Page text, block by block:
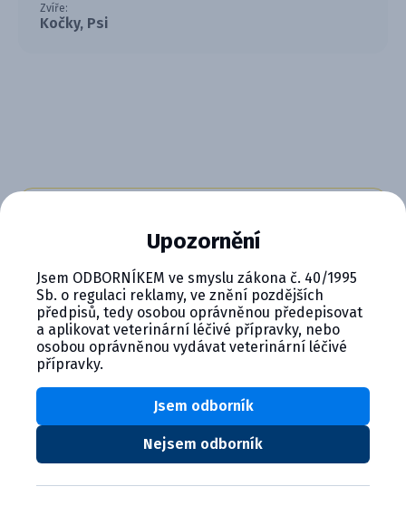
Zvíře:
Kočky, Psi
CYMEDICA PLUS: VĚRNOST, KTERÁ
Staňte se členem věrnostního programu
Cymedica Plus a získejte exkluzivní výhody pro
vaši veterinární praxi.
Výhody členství v Programu Cymedica
Plus:
Exkluzivní produkty a služby
Jedinečné bonusy
Speciální akce, workshopy, konference,
webináře a další
Upozornění
Jsem ODBORNÍKEM ve smyslu zákona č. 40/1995
Sb. o regulaci reklamy, ve znění pozdějších
předpisů, tedy osobou oprávněnou předepisovat
a aplikovat veterinární léčivé přípravky, nebo
osobou oprávněnou vydávat veterinární léčivé
přípravky.
Nejsem odborník
Jsem odborník